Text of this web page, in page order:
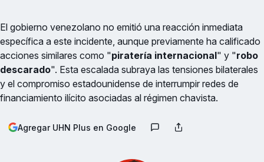
El gobierno venezolano no emitió una reacción inmediata
específica a este incidente, aunque previamente ha calificado
acciones similares como "piratería internacional" y "robo
descarado". Esta escalada subraya las tensiones bilaterales
y el compromiso estadounidense de interrumpir redes de
financiamiento ilícito asociadas al régimen chavista.
Agregar UHN Plus en Google